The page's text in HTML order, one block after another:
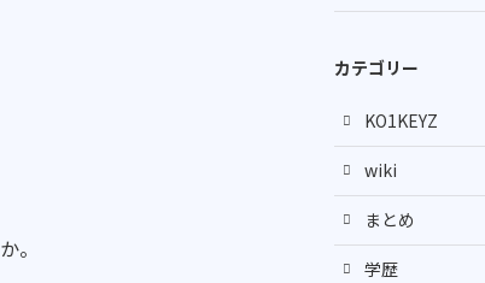
。
カテゴリー
KO1KEYZ
wiki
まとめ
学歴